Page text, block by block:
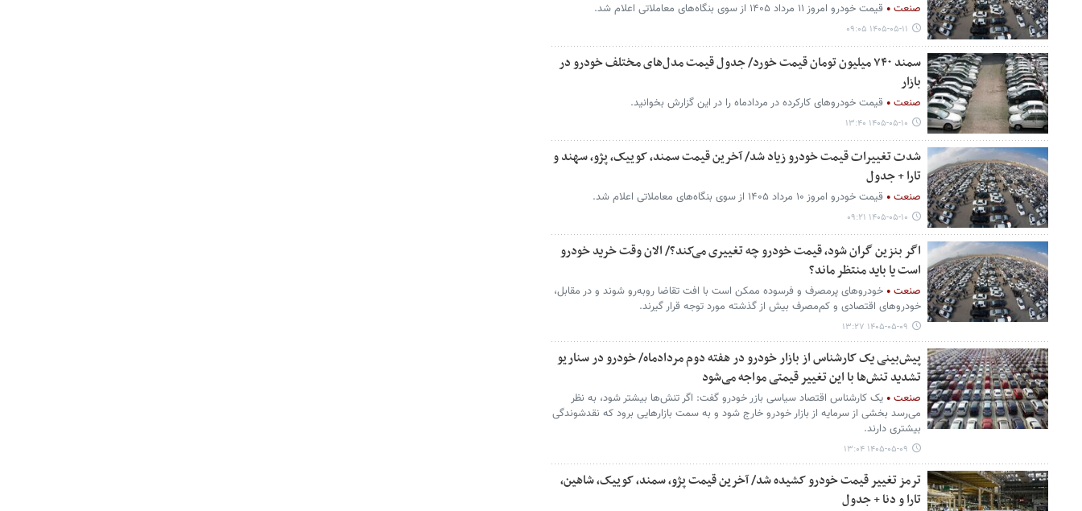
صنعت قیمت خودرو امروز ۱۱ مرداد ۱۴۰۵ از سوی بنگاه‌های معاملاتی اعلام شد.
۱۴۰۵-۰۵-۱۱ ۰۹:۰۵
سمند ۷۴۰ میلیون تومان قیمت خورد/ جدول قیمت مدل‌های مختلف خودرو در
بازار
صنعت قیمت خودروهای کارکرده در مردادماه را در این گزارش بخوانید.
۱۴۰۵-۰۵-۱۰ ۱۳:۴۰
شدت تغییرات قیمت خودرو زیاد شد/ آخرین قیمت سمند، کوییک، پژو، سهند و
تارا + جدول
صنعت قیمت خودرو امروز ۱۰ مرداد ۱۴۰۵ از سوی بنگاه‌های معاملاتی اعلام شد.
۱۴۰۵-۰۵-۱۰ ۰۹:۲۱
اگر بنزین گران شود، قیمت خودرو چه تغییری می‌کند؟/ الان وقت خرید خودرو
است یا باید منتظر ماند؟
صنعت
خودروهای پرمصرف و فرسوده ممکن است با افت تقاضا روبه‌رو شوند و در مقابل،
خودروهای اقتصادی و کم‌مصرف بیش از گذشته مورد توجه قرار گیرند.
۱۴۰۵-۰۵-۰۹ ۱۳:۲۷
پیش‌بینی یک کارشناس از بازار خودرو در هفته دوم مردادماه/ خودرو در سناریو
تشدید تنش‌ها با این تغییر قیمتی مواجه می‌شود
صنعت
یک کارشناس اقتصاد سیاسی بازر خودرو گفت: اگر تنش‌ها بیشتر شود، به نظر
می‌رسد بخشی از سرمایه از بازار خودرو خارج شود و به سمت بازارهایی برود که نقدشوندگی
بیشتری دارند.
۱۴۰۵-۰۵-۰۹ ۱۳:۰۴
ترمز تغییر قیمت خودرو کشیده شد/ آخرین قیمت پژو، سمند، کوییک، شاهین،
تارا و دنا + جدول